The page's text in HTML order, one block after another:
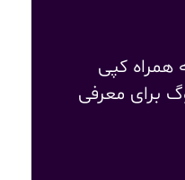
همراه کپی
برای معرفی